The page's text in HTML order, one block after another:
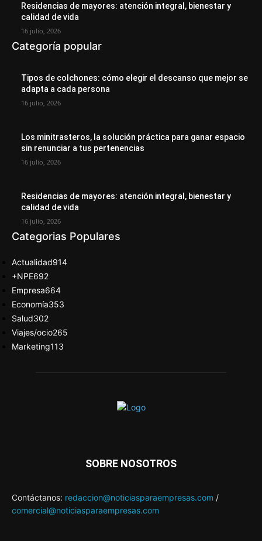
Residencias de mayores: atención integral, bienestar y
calidad de vida
16 julio, 2026
Categoría popular
Tipos de colchones: cómo elegir el descanso que mejor se
adapta a cada persona
16 julio, 2026
Los minitrasteros, la solución práctica para ganar espacio
sin renunciar a tus pertenencias
16 julio, 2026
Residencias de mayores: atención integral, bienestar y
calidad de vida
16 julio, 2026
Categorias Populares
Actualidad914
+NPE692
Empresa664
Economía353
Salud302
Viajes/ocio265
Marketing113
SOBRE NOSOTROS
Contáctanos: redaccion@noticiasparaempresas.com /
comercial@noticiasparaempresas.com